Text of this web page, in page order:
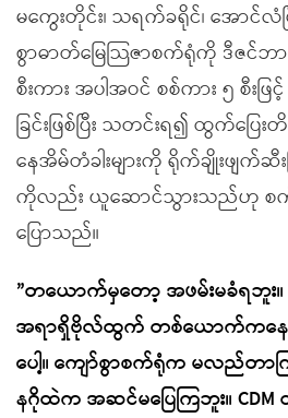
မကွေးတိုင်း၊ သရက်ခရိုင်၊ အောင်
စွာဓာတ်မြေသြဇာစက်ရုံကို ဒီဇင်
စီးကား အပါအဝင် စစ်ကား ၅ စီးဖ
ခြင်းဖြစ်ပြီး သတင်းရ၍ ထွက်ပြေး
နေအိမ်တံခါးများကို ရိုက်ချိုးဖျက်ဆီး
ကိုလည်း ယူဆောင်သွားသည်ဟု စက်
ပြောသည်။
”တယောက်မှတော့ အဖမ်းမခံရဘူး။
အရာရှိဗိုလ်ထွက် တစ်ယောက်ကနေ
ပေါ့။ ကျော်စွာစက်ရုံက မလည်တာ
နဂိုထဲက အဆင်မပြေကြဘူး။ CDM